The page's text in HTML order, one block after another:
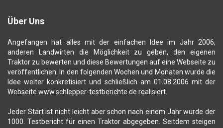
Über Uns
Angefangen hat alles mit der einfachen Idee im Jahr 2006,
anderen Landwirten die Möglichkeit zu geben, den eigenen
Traktor zu bewerten und diese Bewertungen auf eine Webseite zu
veröffentlichen. In den folgenden Wochen und Monaten wurde die
Idee weiter konkretisiert und schließlich am 01.08.2006 mit der
Webseite www.schlepper-testberichte.de realisiert.
Jeder Start ist nicht leicht aber schon nach einem Jahr wurde der
1000. Testbericht für einen Traktor abgegeben. Seitdem steigen